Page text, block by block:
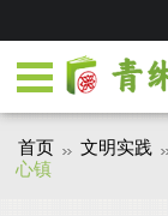
首页 文明实践
心镇